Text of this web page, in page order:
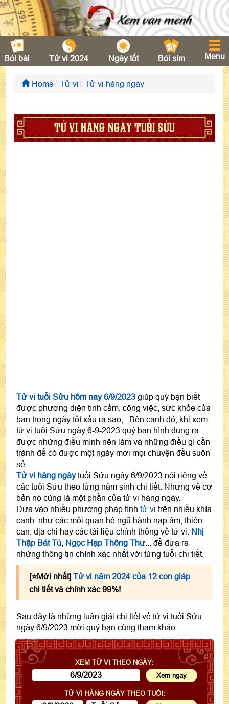
Bói bài Tử vi 2024 Ngày tốt Bói sim Menu
Home Tử vi Tử vi hàng ngày
TỬ VI HÀNG NGÀY TUỔI SỬU
Tử vi tuổi Sửu hôm nay 6/9/2023 giúp quý bạn biết
được phương diện tình cảm, công việc, sức khỏe của
bạn trong ngày tốt xấu ra sao,...Bên cạnh đó, khi xem
tử vi tuổi Sửu ngày 6-9-2023 quý bạn hình dung ra
được những điều mình nên làm và những điều gì cần
tránh để có được một ngày mới mọi chuyện đều suôn
sẻ.
Tử vi hàng ngàytuổi Sửu ngày 6/9/2023 nói riêng về
các tuổi Sửu theo từng năm sinh chi tiết. Nhưng về cơ
bản nó cũng là một phần của tử vi hàng ngày.
Dựa vào nhiều phương pháp tính tử vi trên nhiều khía
cạnh: như các mối quan hệ ngũ hành nạp âm, thiên
can, địa chi hay các tài liệu chính thống về tử vi: Nhị
Thập Bát Tú Ngọc Hạp Thông Thư ... để đưa ra
những thông tin chính xác nhất với từng tuổi chi tiết.
[⭐️Mới nhất] Tử vi năm 2024 của 12 con giáp
chi tiết và chính xác 99%!
Sau đây là những luận giải chi tiết về tử vi tuổi Sửu
ngày 6/9/2023 mời quý bạn cùng tham khảo:
XEM TỬ VI THEO NGÀY:
TỬ VI HÀNG NGÀY THEO TUỔI: